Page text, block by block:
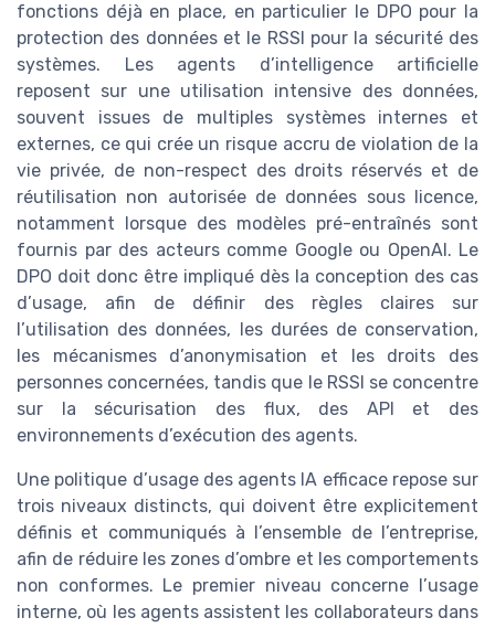
fonctions déjà en place, en particulier le DPO pour la
protection des données et le RSSI pour la sécurité des
systèmes. Les agents d’intelligence artificielle
reposent sur une utilisation intensive des données,
souvent issues de multiples systèmes internes et
externes, ce qui crée un risque accru de violation de la
vie privée, de non-respect des droits réservés et de
réutilisation non autorisée de données sous licence,
notamment lorsque des modèles pré-entraînés sont
fournis par des acteurs comme Google ou OpenAI. Le
DPO doit donc être impliqué dès la conception des cas
d’usage, afin de définir des règles claires sur
l’utilisation des données, les durées de conservation,
les mécanismes d’anonymisation et les droits des
personnes concernées, tandis que le RSSI se concentre
sur la sécurisation des flux, des API et des
environnements d’exécution des agents.
Une politique d’usage des agents IA efficace repose sur
trois niveaux distincts, qui doivent être explicitement
définis et communiqués à l’ensemble de l’entreprise,
afin de réduire les zones d’ombre et les comportements
non conformes. Le premier niveau concerne l’usage
interne, où les agents assistent les collaborateurs dans